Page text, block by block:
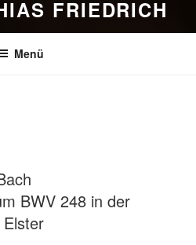
FRIEDRICH
Menü
BWV 248 in der